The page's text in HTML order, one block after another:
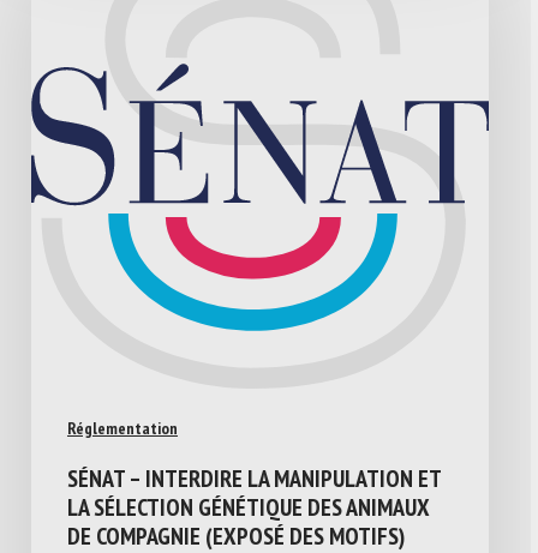
Réglementation
SÉNAT – INTERDIRE LA MANIPULATION ET
LA SÉLECTION GÉNÉTIQUE DES ANIMAUX
DE COMPAGNIE (EXPOSÉ DES MOTIFS)